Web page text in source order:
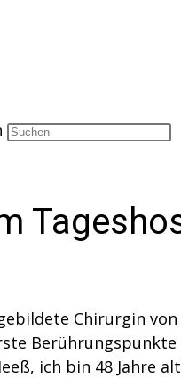
Chirurgin
ich bin 48 Jahre